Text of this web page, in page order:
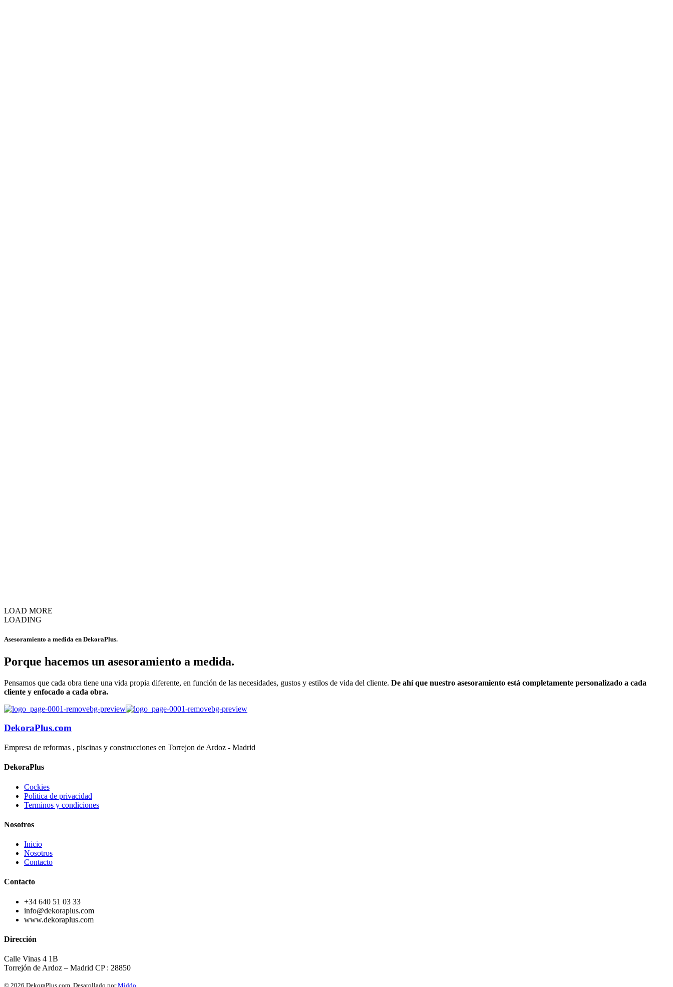
LOAD MORE
LOADING
Asesoramiento a medida en DekoraPlus.
Porque hacemos un asesoramiento a medida.
Pensamos que cada obra tiene una vida propia diferente, en función de las necesidades, gustos y estilos de vida del cliente. De ahí que nuestro asesoramiento está completamente personalizado a cada
cliente y enfocado a cada obra.
DekoraPlus.com
Empresa de reformas , piscinas y construcciones en Torrejon de Ardoz - Madrid
DekoraPlus
Cockies
Politica de privacidad
Terminos y condiciones
Nosotros
Inicio
Nosotros
Contacto
Contacto
+34 640 51 03 33
info@dekoraplus.com
www.dekoraplus.com
Dirección
Calle Vinas 4 1B
Torrejón de Ardoz – Madrid CP : 28850
© 2026 DekoraPlus.com. Desarollado porMiddo